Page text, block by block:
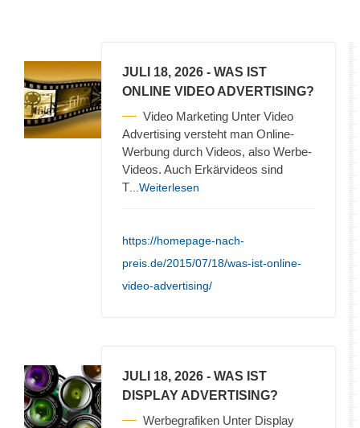
JULI 18, 2026 - WAS IST
ONLINE VIDEO ADVERTISING?
Video Marketing Unter Video
Advertising versteht man Online-
Werbung durch Videos, also Werbe-
Videos. Auch Erkärvideos sind
T ...Weiterlesen
https://homepage-nach-
preis.de/2015/07/18/was-ist-online-
video-advertising/
JULI 18, 2026 - WAS IST
DISPLAY ADVERTISING?
Werbegrafiken Unter Display